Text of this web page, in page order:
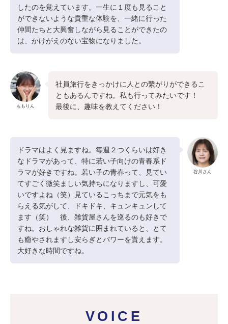
したのを覚えています。一生に１度も見ること
ができないような貴重な体験を、一緒に行った
仲間たちと大興奮しながら見ることができたの
は、かけがえのない宝物になりました。
ももりん
社員旅行をきっかけに人との繫がりができるこ
ともあるんですね。私も行ってみたいです！
最後に、趣味を教えてください！
谷川さん
ドラマはよく見ますね。毎週２つくらいは好き
なドラマがあって、特に若い子向けの青春系ド
ラマが好きですね。若い子の青春って、見てい
てすごく微笑ましい気持ちになりますし、可愛
いですよね（笑）見ているこっちまで元気をも
らえる気がして、ドキドキ、キュンキュンして
ます（笑） 後、雑貨屋さんを巡るのも好きで
すね。おしゃれな雑貨に囲まれていると、とて
も癒やされますし安らぎとパワーを貰えます。
大好きな時間ですね。
VOICE